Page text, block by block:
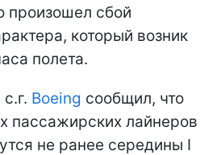
произошел сбой
который возник
полета.
Boeing сообщил, что
пассажирских лайнеров
не ранее середины I